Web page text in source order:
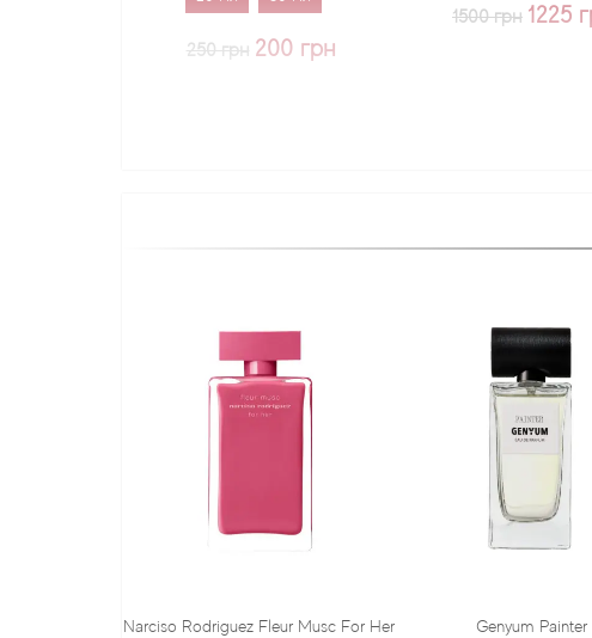
200 грн
1500 грн 1225 грн
Narciso Rodriguez Fleur Musc For Her Genyum Painter